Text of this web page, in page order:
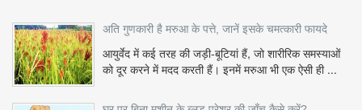
अति गुणकारी है मरुआ के पत्ते, जानें इसके चमत्कारी फायदे
आयुर्वेद में कई तरह की जड़ी-बूटियां हैं, जो शारीरिक समस्याओं
को दूर करने में मदद करती हैं। इनमें मरुआ भी एक ऐसी ही ...